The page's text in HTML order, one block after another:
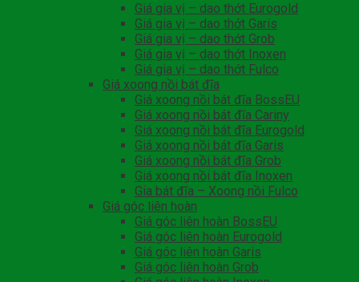
Giá gia vị – dao thớt Eurogold
Giá gia vị – dao thớt Garis
Giá gia vị – dao thớt Grob
Giá gia vị – dao thớt Inoxen
Giá gia vị – dao thớt Fulco
Giá xoong nồi bát đĩa
Giá xoong nồi bát đĩa BossEU
Giá xoong nồi bát đĩa Cariny
Giá xoong nồi bát đĩa Eurogold
Giá xoong nồi bát đĩa Garis
Giá xoong nồi bát đĩa Grob
Giá xoong nồi bát đĩa Inoxen
Gia bát đĩa – Xoong nồi Fulco
Giá góc liên hoàn
Giá góc liên hoàn BossEU
Giá góc liên hoàn Eurogold
Giá góc liên hoàn Garis
Giá góc liên hoàn Grob